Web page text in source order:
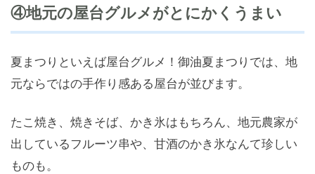
④地元の屋台グルメがとにかくうまい
夏まつりといえば屋台グルメ！御油夏まつりでは、地
元ならではの手作り感ある屋台が並びます。
たこ焼き、焼きそば、かき氷はもちろん、地元農家が
出しているフルーツ串や、甘酒のかき氷なんて珍しい
ものも。